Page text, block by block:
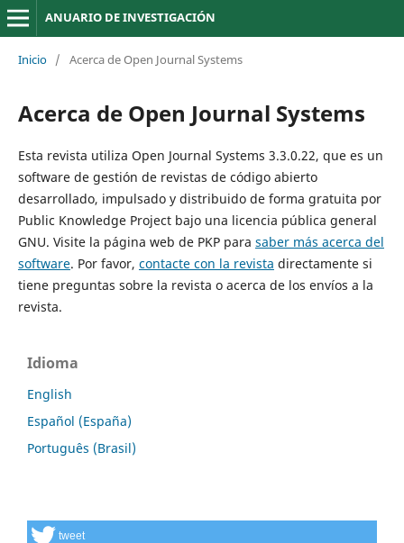
ANUARIO DE INVESTIGACIÓN
Inicio / Acerca de Open Journal Systems
Acerca de Open Journal Systems
Esta revista utiliza Open Journal Systems 3.3.0.22, que es un
software de gestión de revistas de código abierto
desarrollado, impulsado y distribuido de forma gratuita por
Public Knowledge Project bajo una licencia pública general
GNU. Visite la página web de PKP para saber más acerca del
software. Por favor, contacte con la revista directamente si
tiene preguntas sobre la revista o acerca de los envíos a la
revista.
Idioma
English
Español (España)
Português (Brasil)
tweet